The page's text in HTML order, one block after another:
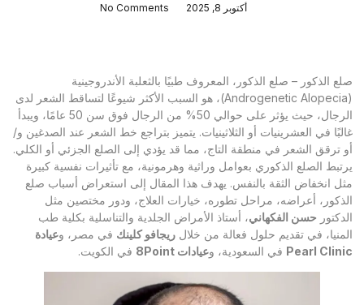
أكتوبر 8, 2025 No Comments
صلع الذكور – صلع الذكور، المعروف طبيًا بالثعلبة الأندروجينية
(Androgenetic Alopecia)، هو السبب الأكثر شيوعًا لتساقط الشعر لدى
الرجال، حيث يؤثر على حوالي 50% من الرجال فوق سن 50 عامًا، ويبدأ
غالبًا في العشرينيات أو الثلاثينيات. يتميز بتراجع خط الشعر عند الصدغين و/
أو ترقق الشعر في منطقة التاج، مما قد يؤدي إلى الصلع الجزئي أو الكلي.
يرتبط الصلع الذكوري بعوامل وراثية وهرمونية، مع تأثيرات نفسية كبيرة
مثل انخفاض الثقة بالنفس. يهدف هذا المقال إلى استعراض أسباب صلع
الذكور، أعراضه، مراحل تطوره، خيارات العلاج، ودور مختصين مثل
الدكتور حسن الفكهاني، أستاذ الأمراض الجلدية والتناسلية بكلية طب
المنيا، في تقديم حلول فعالة من خلال ريجافو كلينك في مصر، وعيادة
Pearl Clinic في السعودية، وعيادات 8 Point في الكويت.